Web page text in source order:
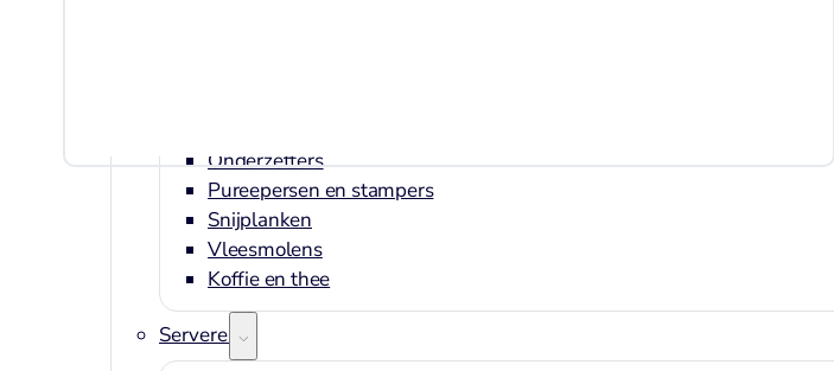
Onderzetters
Pureepersen en stampers
Snijplanken
Vleesmolens
Koffie en thee
Serveren